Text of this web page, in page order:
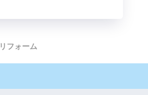
リフォーム